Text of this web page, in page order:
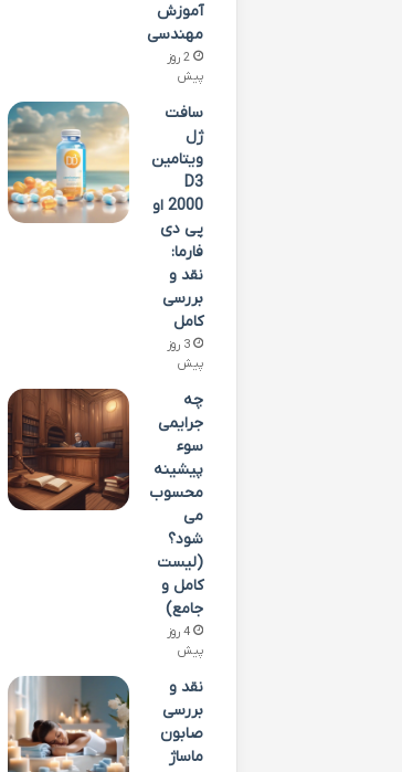
آموزش
مهندسی
2 روز
پیش
سافت
ژل
ویتامین
D3
2000 او
پی دی
فارما:
نقد و
بررسی
کامل
3 روز
پیش
چه
جرایمی
سوء
پیشینه
محسوب
می
شود؟
(لیست
کامل و
جامع)
4 روز
پیش
نقد و
بررسی
صابون
ماساژ